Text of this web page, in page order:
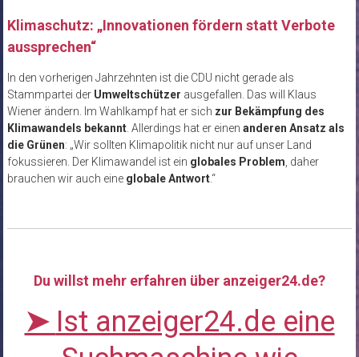
Klimaschutz: „Innovationen fördern statt Verbote
aussprechen“
In den vorherigen Jahrzehnten ist die CDU nicht gerade als
Stammpartei der Umweltschützer ausgefallen. Das will Klaus
Wiener ändern. Im Wahlkampf hat er sich zur Bekämpfung des
Klimawandels bekannt. Allerdings hat er einen anderen Ansatz als
die Grünen: „Wir sollten Klimapolitik nicht nur auf unser Land
fokussieren. Der Klimawandel ist ein globales Problem , daher
brauchen wir auch eine globale Antwort.“
Du willst mehr erfahren über anzeiger24.de?
➤ Ist anzeiger24.de eine